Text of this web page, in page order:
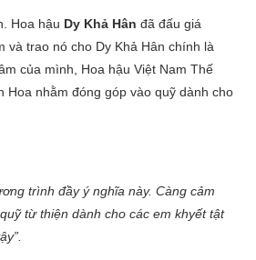
Hoa hậu Dy Khả Hân đã đấu giá
trao nó cho Dy Khả Hân chính là
của mình, Hoa hậu Việt Nam Thế
nhằm đóng góp vào quỹ dành cho
trình đầy ý nghĩa này. Càng cảm
từ thiện dành cho các em khyết tật